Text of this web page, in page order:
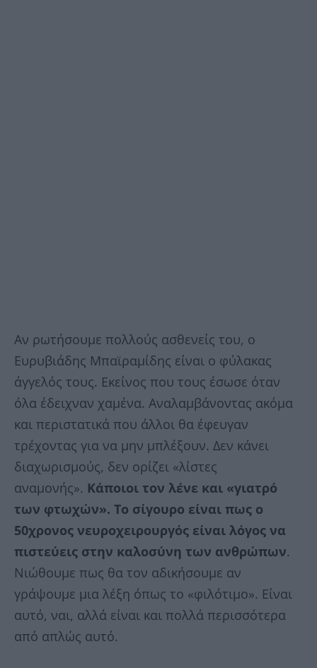
Αν ρωτήσουμε πολλούς ασθενείς του, ο
Ευρυβιάδης Μπαϊραμίδης είναι ο φύλακας
άγγελός τους. Εκείνος που τους έσωσε όταν
όλα έδειχναν χαμένα. Αναλαμβάνοντας ακόμα
και περιστατικά που άλλοι θα έφευγαν
τρέχοντας για να μην μπλέξουν. Δεν κάνει
διαχωρισμούς, δεν ορίζει «λίστες
αναμονής». Κάποιοι τον λένε και «γιατρό
των φτωχών». Το σίγουρο είναι πως ο
50χρονος νευροχειρουργός είναι λόγος να
πιστεύεις στην καλοσύνη των ανθρώπων.
Νιώθουμε πως θα τον αδικήσουμε αν
γράψουμε μια λέξη όπως το «φιλότιμο». Είναι
αυτό, ναι, αλλά είναι και πολλά περισσότερα
από απλώς αυτό.